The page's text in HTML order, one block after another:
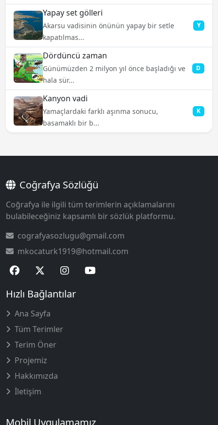
Yapay set gölleri
Akarsu vadisinin önünün yapay bir setle
kapatılmas...
Y
Dördüncü zaman
Günümüzden 2 milyon yıl önce başladığı ve
hala sür...
D
Kanyon vadi
Yamaçlardaki farklı aşınma sonucu,
basamaklı bir b...
K
Coğrafya Sözlüğü
Coğrafya ile ilgili tüm terimlerin açıklamalarını
bulabileceğiniz kapsamlı bir sözlük platformu.
cografyasozlugu@gmail.com
mkocaturk1919@hotmail.com
Hızlı Bağlantılar
Ana Sayfa
Tüm Terimler
Terim Öner
Projemiz
Hakkımızda
İletişim
Mobil Uygulamamız